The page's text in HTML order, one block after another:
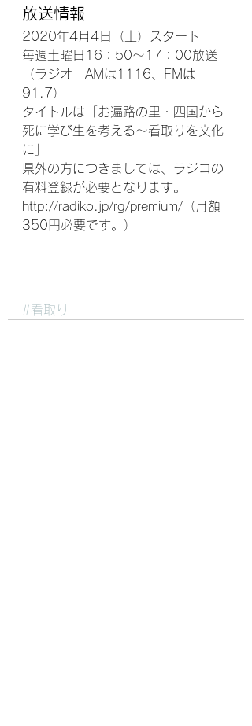
放送情報
2020年4月4日（土）スタート
毎週土曜日16：50～17：00放送
（ラジオ　AMは1116、FMは
91.7）
タイトルは「お遍路の里・四国から
死に学び生を考える～看取りを文化
に」
県外の方につきましては、ラジコの
有料登録が必要となります。
http://radiko.jp/rg/premium/（月額
350円必要です。）
#看取り